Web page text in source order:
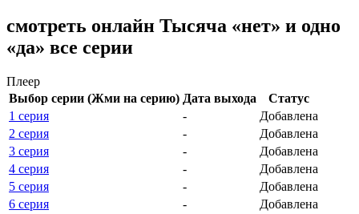
смотреть онлайн Тысяча «нет» и одно
«да» все серии
Плеер
Выбор серии (Жми на серию) Дата выхода
Статус
1 серия
-
Добавлена
2 серия
-
Добавлена
3 серия
-
Добавлена
4 серия
-
Добавлена
5 серия
-
Добавлена
6 серия
-
Добавлена